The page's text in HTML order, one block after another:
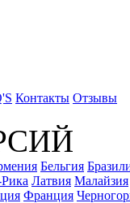
Контакты Отзывы
Бельгия
Латвия Малайзия
Франция